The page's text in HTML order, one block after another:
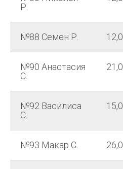
Р.
№88 Семен Р. 12,0
№90 Анастасия
С.
21,0
№92 Василиса
С.
15,0
№93 Макар С. 26,0